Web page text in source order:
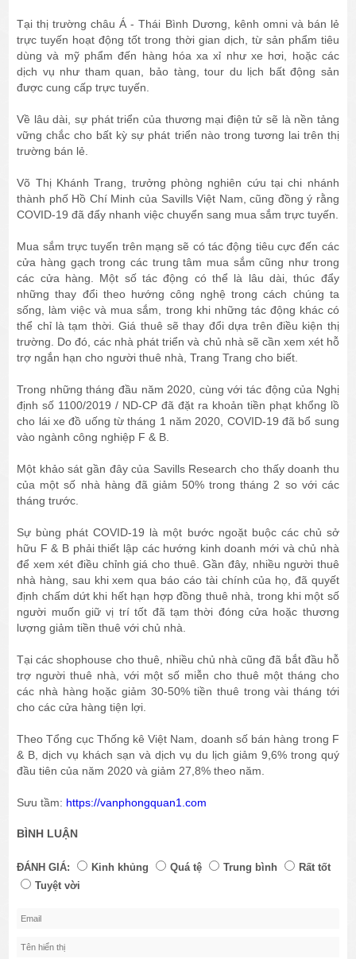
Tại thị trường châu Á - Thái Bình Dương, kênh omni và bán lẻ
trực tuyến hoạt động tốt trong thời gian dịch, từ sản phẩm tiêu
dùng và mỹ phẩm đến hàng hóa xa xỉ như xe hơi, hoặc các
dịch vụ như tham quan, bảo tàng, tour du lịch bất động sản
được cung cấp trực tuyến.
Về lâu dài, sự phát triển của thương mại điện tử sẽ là nền tảng
vững chắc cho bất kỳ sự phát triển nào trong tương lai trên thị
trường bán lẻ.
Võ Thị Khánh Trang, trưởng phòng nghiên cứu tại chi nhánh
thành phố Hồ Chí Minh của Savills Việt Nam, cũng đồng ý rằng
COVID-19 đã đẩy nhanh việc chuyển sang mua sắm trực tuyến.
Mua sắm trực tuyến trên mạng sẽ có tác động tiêu cực đến các
cửa hàng gạch trong các trung tâm mua sắm cũng như trong
các cửa hàng. Một số tác động có thể là lâu dài, thúc đẩy
những thay đổi theo hướng công nghệ trong cách chúng ta
sống, làm việc và mua sắm, trong khi những tác động khác có
thể chỉ là tạm thời. Giá thuê sẽ thay đổi dựa trên điều kiện thị
trường. Do đó, các nhà phát triển và chủ nhà sẽ cần xem xét hỗ
trợ ngắn hạn cho người thuê nhà, Trang Trang cho biết.
Trong những tháng đầu năm 2020, cùng với tác động của Nghị
định số 1100/2019 / ND-CP đã đặt ra khoản tiền phạt khổng lồ
cho lái xe đồ uống từ tháng 1 năm 2020, COVID-19 đã bổ sung
vào ngành công nghiệp F & B.
Một khảo sát gần đây của Savills Research cho thấy doanh thu
của một số nhà hàng đã giảm 50% trong tháng 2 so với các
tháng trước.
Sự bùng phát COVID-19 là một bước ngoặt buộc các chủ sở
hữu F & B phải thiết lập các hướng kinh doanh mới và chủ nhà
để xem xét điều chỉnh giá cho thuê. Gần đây, nhiều người thuê
nhà hàng, sau khi xem qua báo cáo tài chính của họ, đã quyết
định chấm dứt khi hết hạn hợp đồng thuê nhà, trong khi một số
người muốn giữ vị trí tốt đã tạm thời đóng cửa hoặc thương
lượng giảm tiền thuê với chủ nhà.
Tại các shophouse cho thuê, nhiều chủ nhà cũng đã bắt đầu hỗ
trợ người thuê nhà, với một số miễn cho thuê một tháng cho
các nhà hàng hoặc giảm 30-50% tiền thuê trong vài tháng tới
cho các cửa hàng tiện lợi.
Theo Tổng cục Thống kê Việt Nam, doanh số bán hàng trong F
& B, dịch vụ khách sạn và dịch vụ du lịch giảm 9,6% trong quý
đầu tiên của năm 2020 và giảm 27,8% theo năm.
Sưu tầm: https://vanphongquan1.com
BÌNH LUẬN
ĐÁNH GIÁ: Kinh khủng Quá tệ Trung bình
Rất tốt
Tuyệt vời